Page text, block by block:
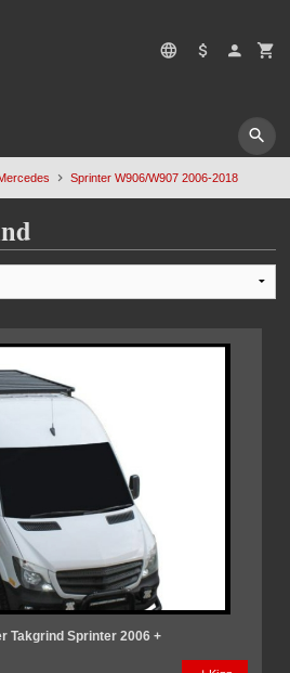
Sprinter W906/W907 2006-2018
Takgrind Sprinter 2006 +